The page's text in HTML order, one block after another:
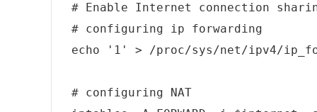
# Enable Internet connection
# configuring ip forwarding
echo '1' > /proc/sys/net/ipv4/
# configuring NAT